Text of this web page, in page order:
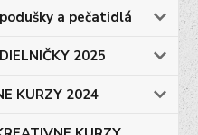
a pečatidlá
2025
KURZY 2024